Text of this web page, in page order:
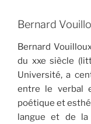
Bernard
Bernard
du xxe siècle
Université, a
entre le verbal
poétique et
langue et de la